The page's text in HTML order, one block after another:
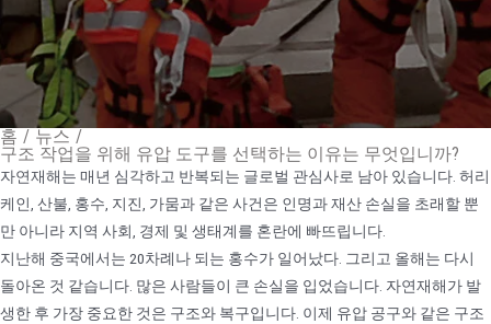
홈 / 뉴스 /
구조 작업을 위해 유압 도구를 선택하는 이유는 무엇입니까?
자연재해는 매년 심각하고 반복되는 글로벌 관심사로 남아 있습니다. 허리
케인, 산불, 홍수, 지진, 가뭄과 같은 사건은 인명과 재산 손실을 초래할 뿐
만 아니라 지역 사회, 경제 및 생태계를 혼란에 빠뜨립니다.
지난해 중국에서는 20차례나 되는 홍수가 일어났다. 그리고 올해는 다시
돌아온 것 같습니다. 많은 사람들이 큰 손실을 입었습니다. 자연재해가 발
생한 후 가장 중요한 것은 구조와 복구입니다. 이제 유압 공구와 같은 구조